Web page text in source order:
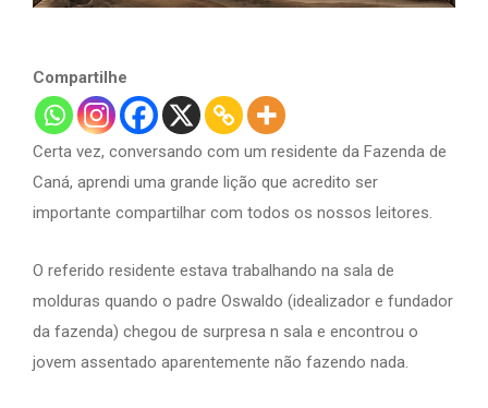
Compartilhe
Certa vez, conversando com um residente da Fazenda de
Caná, aprendi uma grande lição que acredito ser
importante compartilhar com todos os nossos leitores.
O referido residente estava trabalhando na sala de
molduras quando o padre Oswaldo (idealizador e fundador
da fazenda) chegou de surpresa n sala e encontrou o
jovem assentado aparentemente não fazendo nada.